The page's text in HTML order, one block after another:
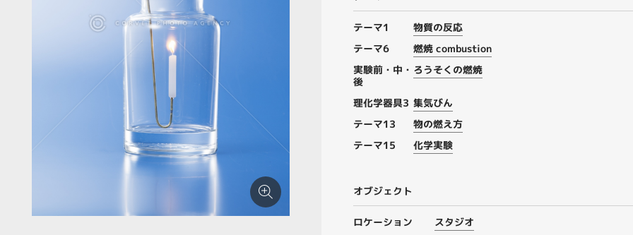
テーマ1
物質の反応
テーマ6
燃焼 combustion
実験前・中・
後
ろうそくの燃焼
理化学器具3 集気びん
テーマ13
物の燃え方
テーマ15
化学実験
オブジェクト
ロケーション
スタジオ